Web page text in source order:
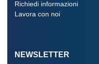
Richiedi informazioni
Lavora con noi
NEWSLETTER